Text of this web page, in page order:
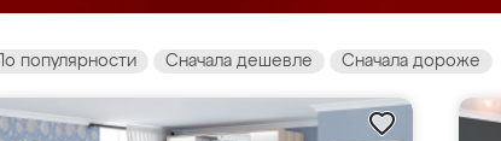
По популярности Сначала дешевле Сначала дороже